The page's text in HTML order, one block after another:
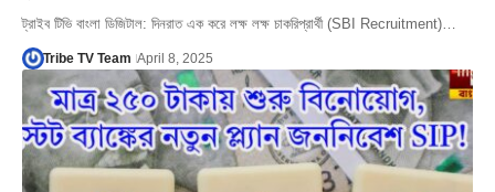
ট্রাইব টিভি বাংলা ডিজিটাল: দিনরাত এক করে লক্ষ লক্ষ চাকরিপ্রার্থী (SBI Recruitment)…
Tribe TV Team April 8, 2025